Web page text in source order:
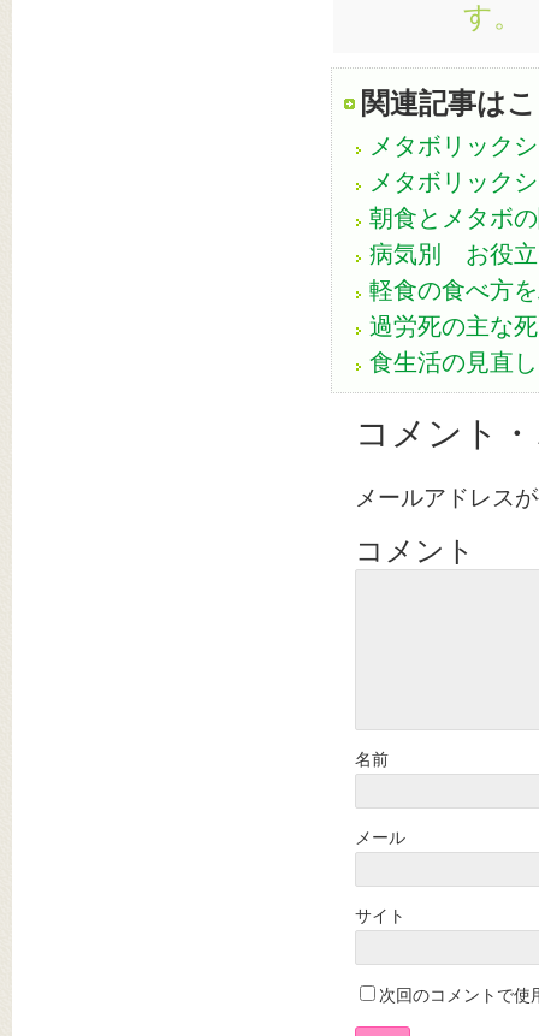
す。
関連記事は
メタボリック
メタボリック
朝食とメタボ
病気別 お役立
軽食の食べ方
過労死の主な
食生活の見直し
コメント
メールアドレス
コメント
名前
メール
サイト
次回のコメントで使